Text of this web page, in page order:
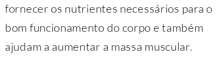
fornecer os nutrientes necessários para o
bom funcionamento do corpo e também
ajudam a aumentar a massa muscular.